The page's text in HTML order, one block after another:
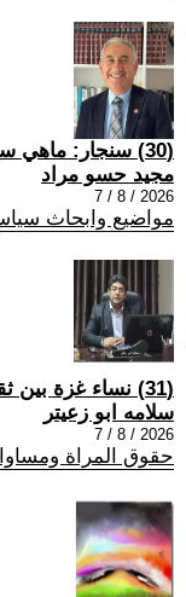
(30) سنجار: ماهي سر الذاكرة التي لا تُقفل ؟
مجيد حسو مراد
2026 / 8 / 7
مواضيع وابحاث
(31) نساء غزة بين ثقل الواقع وضرورة التعافي
سلامه ابو زعيتر
2026 / 8 / 7
حقوق المراة